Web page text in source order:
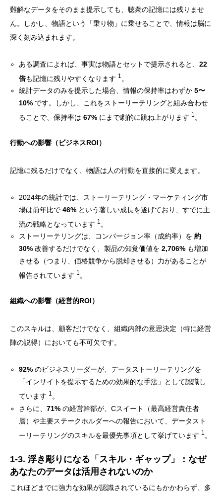
難解なデータをそのまま提示しても、聴衆の記憶には残りませ
ん。しかし、物語という「乗り物」に乗せることで、情報は脳に
深く刻み込まれます。
ある調査によれば、事実は物語とセットで提示されると、22
倍も記憶に残りやすくなります 1
統計データのみを提示した場合、情報の保持率はわずか5〜
10% です。しかし、これをストーリーテリングと組み合わせ
ることで、保持率は67% にまで劇的に跳ね上がります 1 。
行動への影響（ビジネスROI）
記憶に残るだけでなく、物語は人の行動を直接的に変えます。
2024年の統計では、ストーリーテリング・マーケティング市
場は前年比で46% という著しい成長を遂げており、すでに主
流の戦略となっています 1 。
ストーリーテリングは、コンバージョン率（成約率）を約
30% 改善するだけでなく、製品の知覚価値を2,706% も増加
させる（つまり、価格競争から脱却させる）力があることが
報告されています 1 。
組織への影響（経営的ROI）
このスキルは、顧客だけでなく、組織内部の意思決定（特に経営
陣の説得）においても不可欠です。
92% のビジネスリーダーが、データストーリーテリングを
「インサイトを提示するための効果的な手法」として認識し
ています 1 。
さらに、71% の経営幹部が、Cスイート（最高経営責任者
層）や主要ステークホルダーへの報告において、データスト
ーリーテリングのスキルを最優先事項として挙げています 1 。
1-3. 浮き彫りになる「スキル・ギャップ」：なぜ
あなたのデータは活用されないのか
これほどまでに強力な効果が認識されているにもかかわらず、多